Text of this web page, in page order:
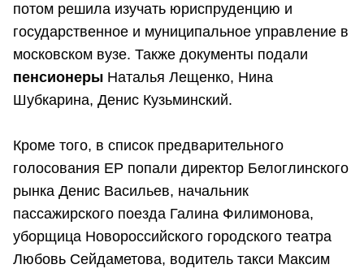
потом решила изучать юриспруденцию и
государственное и муниципальное управление в
московском вузе. Также документы подали
пенсионеры Наталья Лещенко, Нина
Шубкарина, Денис Кузьминский.
Кроме того, в список предварительного
голосования ЕР попали директор Белоглинского
рынка Денис Васильев, начальник
пассажирского поезда Галина Филимонова,
уборщица Новороссийского городского театра
Любовь Сейдаметова, водитель такси Максим